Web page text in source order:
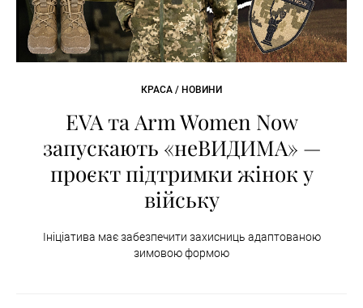
КРАСА / НОВИНИ
EVA та Arm Women Now
запускають «неВИДИМА» —
проєкт підтримки жінок у
війську
Ініціатива має забезпечити захисниць адаптованою
зимовою формою